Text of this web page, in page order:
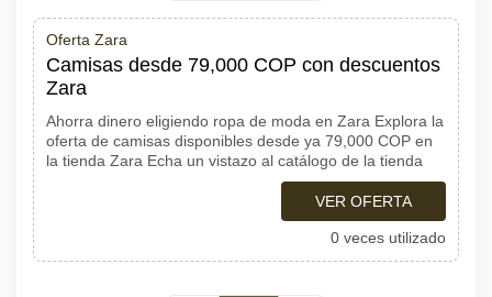
Oferta Zara
Camisas desde 79,000 COP con descuentos
Zara
Ahorra dinero eligiendo ropa de moda en Zara Explora la
oferta de camisas disponibles desde ya 79,000 COP en
la tienda Zara Echa un vistazo al catálogo de la tienda
VER OFERTA
0 veces utilizado